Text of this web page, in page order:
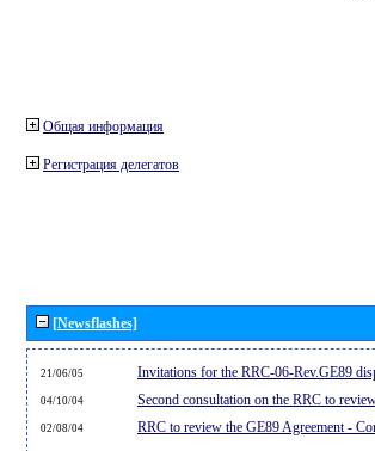
Общая информация
Регистрация делегатов
[Newsflashes]
21/06/05 Invitations for the RRC-06-Rev.GE89
04/10/04 Second consultation on the RRC to
02/08/04 RRC to review the GE89 Agreement -